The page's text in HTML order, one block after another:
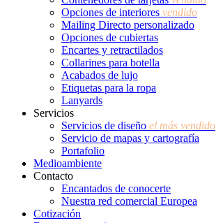
Opciones de interiores vendido
Mailing Directo personalizado
Opciones de cubiertas
Encartes y retractilados
Collarines para botella
Acabados de lujo
Etiquetas para la ropa
Lanyards
Servicios
Servicios de diseño el más vendido
Servicio de mapas y cartografía
Portafolio
Medioambiente
Contacto
Encantados de conocerte
Nuestra red comercial Europea
Cotización